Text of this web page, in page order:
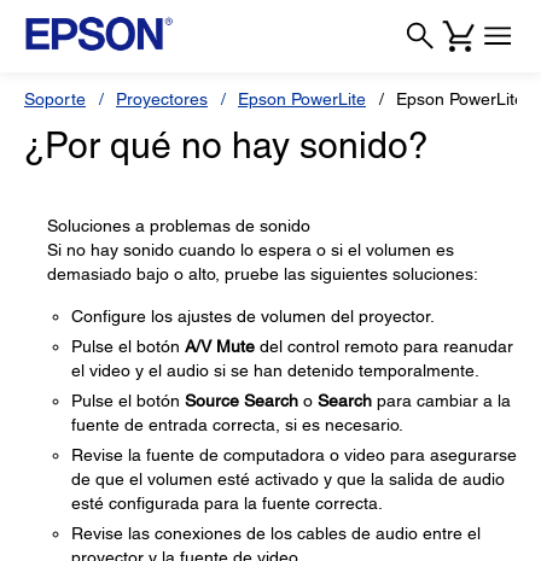
Soporte Proyectores Epson PowerLite Epson PowerLite
¿Por qué no hay sonido?
Soluciones a problemas de sonido
Si no hay sonido cuando lo espera o si el volumen es
demasiado bajo o alto, pruebe las siguientes soluciones:
Configure los ajustes de volumen del proyector.
Pulse el botón A/V Mute del control remoto para reanudar
el video y el audio si se han detenido temporalmente.
Pulse el botón Source Search o Search para cambiar a la
fuente de entrada correcta, si es necesario.
Revise la fuente de computadora o video para asegurarse
de que el volumen esté activado y que la salida de audio
esté configurada para la fuente correcta.
Revise las conexiones de los cables de audio entre el